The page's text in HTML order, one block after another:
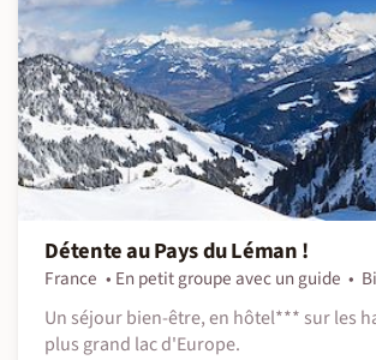
Détente au Pays du Léman !
France En petit groupe avec un guide
Un séjour bien-être, en hôtel*** sur les
plus grand lac d'Europe.